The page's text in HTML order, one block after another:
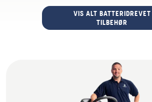
VIS ALT BATTERIDREVET
TILBEHØR